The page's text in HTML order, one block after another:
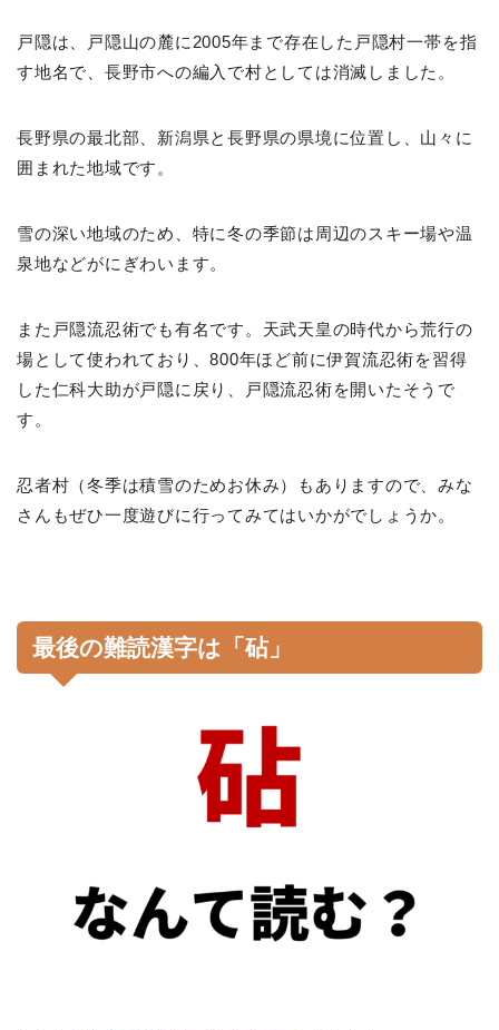
戸隠は、戸隠山の麓に2005年まで存在した戸隠村一帯を指
す地名で、長野市への編入で村としては消滅しました。
長野県の最北部、新潟県と長野県の県境に位置し、山々に
囲まれた地域です。
雪の深い地域のため、特に冬の季節は周辺のスキー場や温
泉地などがにぎわいます。
また戸隠流忍術でも有名です。天武天皇の時代から荒行の
場として使われており、800年ほど前に伊賀流忍術を習得
した仁科大助が戸隠に戻り、戸隠流忍術を開いたそうで
す。
忍者村（冬季は積雪のためお休み）もありますので、みな
さんもぜひ一度遊びに行ってみてはいかがでしょうか。
最後の難読漢字は「砧」